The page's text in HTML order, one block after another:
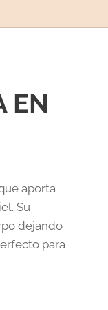
EN
aporta
Su
dejando
para